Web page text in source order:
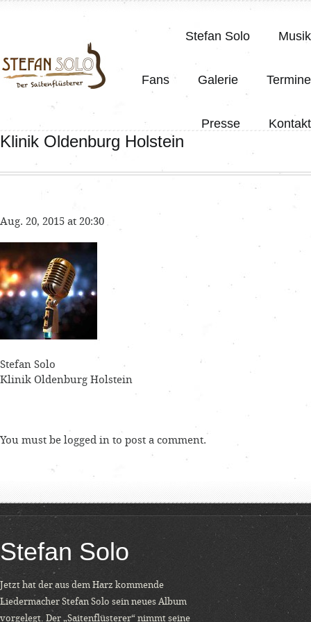
Stefan Solo Musik
Fans Galerie Termine
Presse Kontakt
Klinik Oldenburg Holstein
Aug. 20, 2015 at 20:30
Stefan Solo
Klinik Oldenburg Holstein
You must be logged in to post a comment.
Stefan Solo
Jetzt hat der aus dem Harz kommende
Liedermacher Stefan Solo sein neues Album
vorgelegt. Der „Saitenflüsterer“ nimmt seine